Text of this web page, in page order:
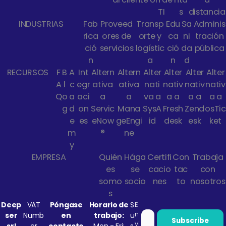
TI
s distancia
INDUSTRIAS
Fab
rica
ció
n
Proveed
ores de
servicios
Transp
orte y
logístic
a
Edu
ca
ció
n
Sa
ni
da
d
Adminis
tración
pública
RECURSOS
F
A
Q
B
l
o
g
A
c
a
d
e
m
y
Int
egr
aci
on
es
Altern
ativa
a
Servic
eNow
®
Altern
ativa
a
Mana
geEngi
ne
Alter
nati
va a
SysA
id
Alter
nativ
a a
Fresh
desk
Alter
nativ
a a
Zend
esk
Alter
nativ
a a
osTic
ket
EMPRESA
Quién
es
somo
s
Hága
se
socio
Certifi
cacio
nes
Con
tac
to
Trabaja
con
nosotros
Deep
ser
VAT
Numb
Póngase
en
Horario de
trabajo:
S
u
E
n
vi